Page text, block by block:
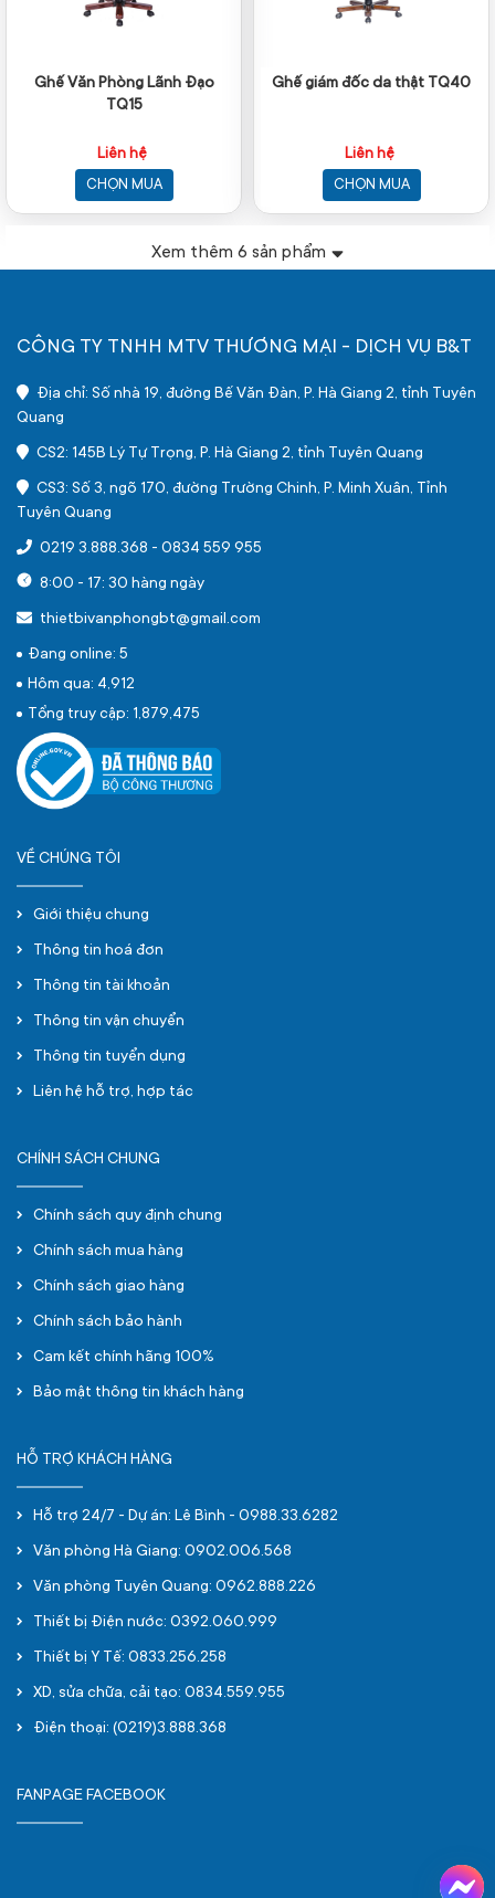
Ghế Văn Phòng Lãnh Đạo
TQ15
Liên hệ
CHỌN MUA
Ghế giám đốc da thật TQ40
Liên hệ
CHỌN MUA
Xem thêm 6 sản phẩm
CÔNG TY TNHH MTV THƯƠNG MẠI - DỊCH VỤ B&T
Địa chỉ: Số nhà 19, đường Bế Văn Đàn, P. Hà Giang 2, tỉnh Tuyên
Quang
CS2: 145B Lý Tự Trọng, P. Hà Giang 2, tỉnh Tuyên Quang
CS3: Số 3, ngõ 170, đường Trường Chinh, P. Minh Xuân, Tỉnh
Tuyên Quang
0219 3.888.368 - 0834 559 955
8:00 - 17: 30 hàng ngày
thietbivanphongbt@gmail.com
Đang online: 5
Hôm qua: 4,912
Tổng truy cập: 1,879,475
VỀ CHÚNG TÔI
Giới thiệu chung
Thông tin hoá đơn
Thông tin tài khoản
Thông tin vận chuyển
Thông tin tuyển dụng
Liên hệ hỗ trợ, hợp tác
CHÍNH SÁCH CHUNG
Chính sách quy định chung
Chính sách mua hàng
Chính sách giao hàng
Chính sách bảo hành
Cam kết chính hãng 100%
Bảo mật thông tin khách hàng
HỖ TRỢ KHÁCH HÀNG
Hỗ trợ 24/7 - Dự án: Lê Bình - 0988.33.6282
Văn phòng Hà Giang: 0902.006.568
Văn phòng Tuyên Quang: 0962.888.226
Thiết bị Điện nước: 0392.060.999
Thiết bị Y Tế: 0833.256.258
XD, sửa chữa, cải tạo: 0834.559.955
Điện thoại: (0219)3.888.368
FANPAGE FACEBOOK